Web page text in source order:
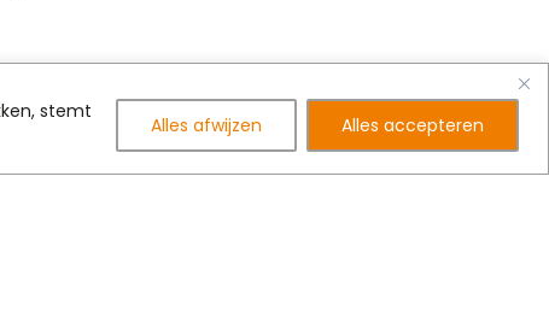
stemt
Alles afwijzen Alles accepteren